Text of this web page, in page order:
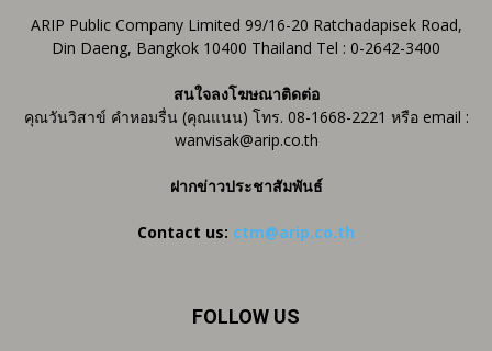
ARIP Public Company Limited 99/16-20 Ratchadapisek Road,
Din Daeng, Bangkok 10400 Thailand Tel : 0-2642-3400
สนใจลงโฆษณาติดต่อ
คุณวันวิสาข์ คำหอมรื่น (คุณแนน) โทร. 08-1668-2221 หรือ email :
wanvisak@arip.co.th
ฝากข่าวประชาสัมพันธ์
Contact us: ctm@arip.co.th
FOLLOW US